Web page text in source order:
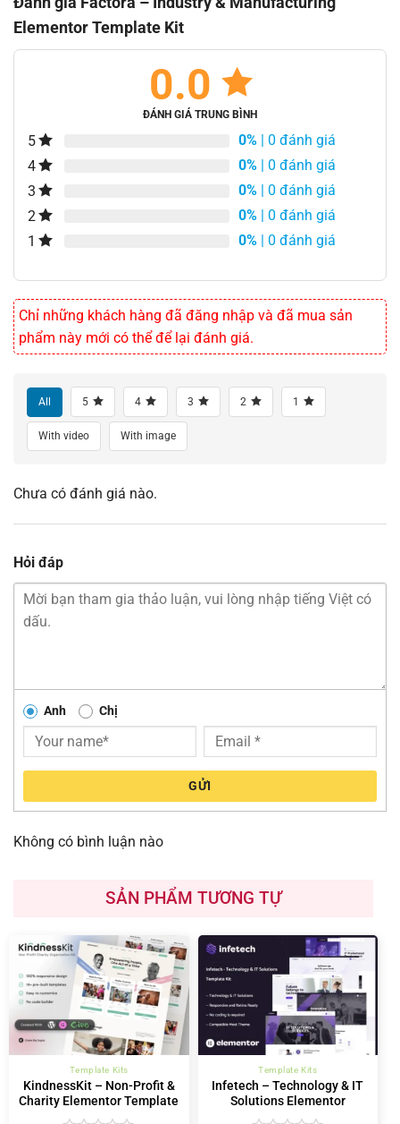
Elementor Template Kit
0.0
ĐÁNH GIÁ TRUNG BÌNH
5 0% | 0 đánh giá
4
0% | 0 đánh giá
3
0% | 0 đánh giá
2
0% | 0 đánh giá
1
0% | 0 đánh giá
Chỉ những khách hàng đã đăng nhập và đã mua sản
phẩm này mới có thể để lại đánh giá.
All 5 4 3 2 1
With video With image
Chưa có đánh giá nào.
Hỏi đáp
Anh Chị
GỬI
Không có bình luận nào
SẢN PHẨM TƯƠNG TỰ
Template Kits
KindnessKit – Non-Profit &
Charity Elementor Template
Kit – Donation & Fundraising
Template Kits
Infetech – Technology & IT
Solutions Elementor
Template Kit